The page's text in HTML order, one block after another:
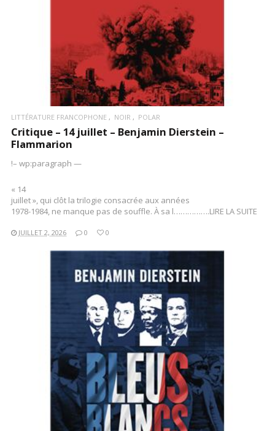
LITTÉRATURE FRANCOPHONE NOIR POLAR
Critique – 14 juillet – Benjamin Dierstein –
Flammarion
!– wp:paragraph —
« 14
juillet », qui clôt la trilogie consacrée aux années
1978-1984, ne manque pas de souffle. À sa l…………….LIRE LA SUITE
JUILLET 2, 2026 0 0
LIRE LA SUITE